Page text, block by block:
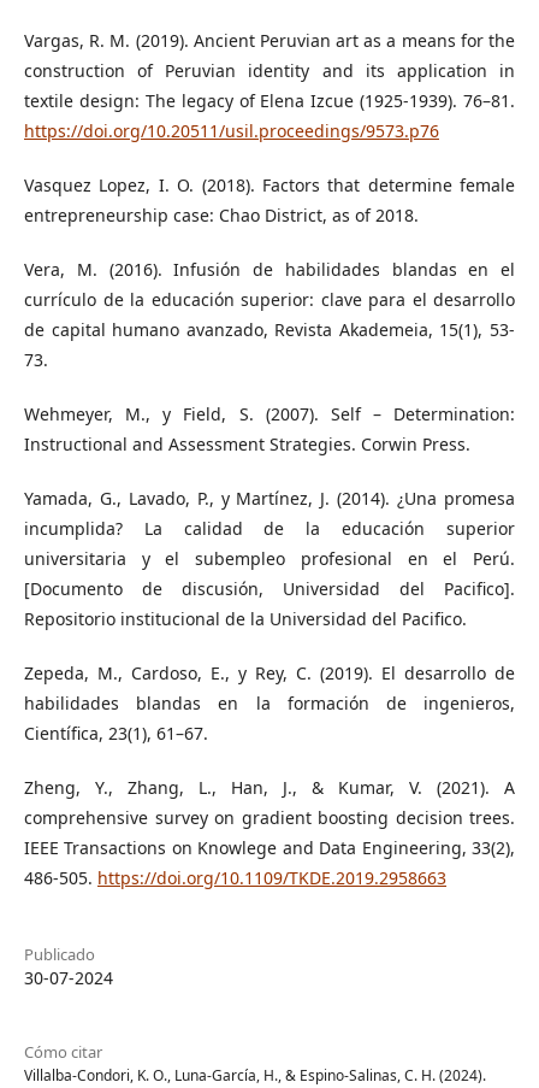
Vargas, R. M. (2019). Ancient Peruvian art as a means for the
construction of Peruvian identity and its application in
textile design: The legacy of Elena Izcue (1925-1939). 76–81.
https://doi.org/10.20511/usil.proceedings/9573.p76
Vasquez Lopez, I. O. (2018). Factors that determine female
entrepreneurship case: Chao District, as of 2018.
Vera, M. (2016). Infusión de habilidades blandas en el
currículo de la educación superior: clave para el desarrollo
de capital humano avanzado, Revista Akademeia, 15(1), 53-
73.
Wehmeyer, M., y Field, S. (2007). Self – Determination:
Instructional and Assessment Strategies. Corwin Press.
Yamada, G., Lavado, P., y Martínez, J. (2014). ¿Una promesa
incumplida? La calidad de la educación superior
universitaria y el subempleo profesional en el Perú.
[Documento de discusión, Universidad del Pacifico].
Repositorio institucional de la Universidad del Pacifico.
Zepeda, M., Cardoso, E., y Rey, C. (2019). El desarrollo de
habilidades blandas en la formación de ingenieros,
Científica, 23(1), 61–67.
Zheng, Y., Zhang, L., Han, J., & Kumar, V. (2021). A
comprehensive survey on gradient boosting decision trees.
IEEE Transactions on Knowlege and Data Engineering, 33(2),
486-505. https://doi.org/10.1109/TKDE.2019.2958663
Publicado
30-07-2024
Cómo citar
Villalba-Condori, K. O., Luna-García, H., & Espino-Salinas, C. H. (2024).